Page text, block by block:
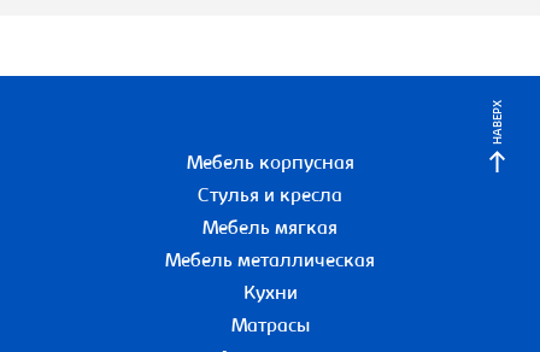
НАВЕРХ
Мебель корпусная
Стулья и кресла
Мебель мягкая
Мебель металлическая
Кухни
Матрасы